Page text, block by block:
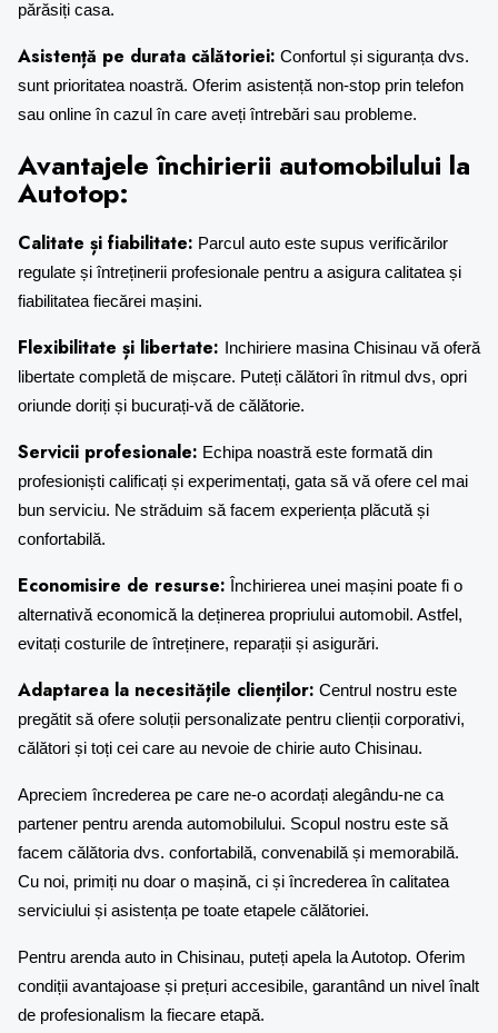
părăsiți casa.
Asistență pe durata călătoriei: Confortul și siguranța dvs.
sunt prioritatea noastră. Oferim asistență non-stop prin telefon
sau online în cazul în care aveți întrebări sau probleme.
Avantajele închirierii automobilului la
Autotop:
Calitate și fiabilitate: Parcul auto este supus verificărilor
regulate și întreținerii profesionale pentru a asigura calitatea și
fiabilitatea fiecărei mașini.
Flexibilitate și libertate: Inchiriere masina Chisinau vă oferă
libertate completă de mișcare. Puteți călători în ritmul dvs, opri
oriunde doriți și bucurați-vă de călătorie.
Servicii profesionale: Echipa noastră este formată din
profesioniști calificați și experimentați, gata să vă ofere cel mai
bun serviciu. Ne străduim să facem experiența plăcută și
confortabilă.
Economisire de resurse: Închirierea unei mașini poate fi o
alternativă economică la deținerea propriului automobil. Astfel,
evitați costurile de întreținere, reparații și asigurări.
Adaptarea la necesitățile clienților: Centrul nostru este
pregătit să ofere soluții personalizate pentru clienții corporativi,
călători și toți cei care au nevoie de chirie auto Chisinau.
Apreciem încrederea pe care ne-o acordați alegându-ne ca
partener pentru arenda automobilului. Scopul nostru este să
facem călătoria dvs. confortabilă, convenabilă și memorabilă.
Cu noi, primiți nu doar o mașină, ci și încrederea în calitatea
serviciului și asistența pe toate etapele călătoriei.
Pentru arenda auto in Chisinau, puteți apela la Autotop. Oferim
condiții avantajoase și prețuri accesibile, garantând un nivel înalt
de profesionalism la fiecare etapă.